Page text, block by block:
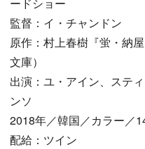
ードショー
監督：イ・チャンドン
原作：村上春樹『蛍・納
文庫）
出演：ユ・アイン、ステ
ンソ
2018年／韓国／カラー／
配給：ツイン